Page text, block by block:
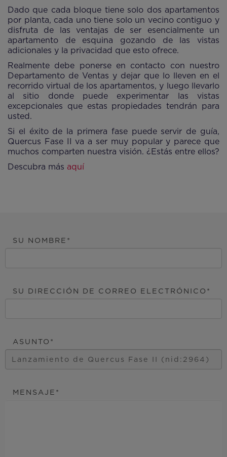
Dado que cada bloque tiene solo dos apartamentos
por planta, cada uno tiene solo un vecino contiguo y
disfruta de las ventajas de ser esencialmente un
apartamento de esquina gozando de las vistas
adicionales y la privacidad que esto ofrece.
Realmente debe ponerse en contacto con nuestro
Departamento de Ventas y dejar que lo lleven en el
recorrido virtual de los apartamentos, y luego llevarlo
al sitio donde puede experimentar las vistas
excepcionales que estas propiedades tendrán para
usted.
Si el éxito de la primera fase puede servir de guía,
Quercus Fase II va a ser muy popular y parece que
muchos comparten nuestra visión. ¿Estás entre ellos?
Descubra más aquí
SU NOMBRE
SU DIRECCIÓN DE CORREO ELECTRÓNICO
ASUNTO
MENSAJE